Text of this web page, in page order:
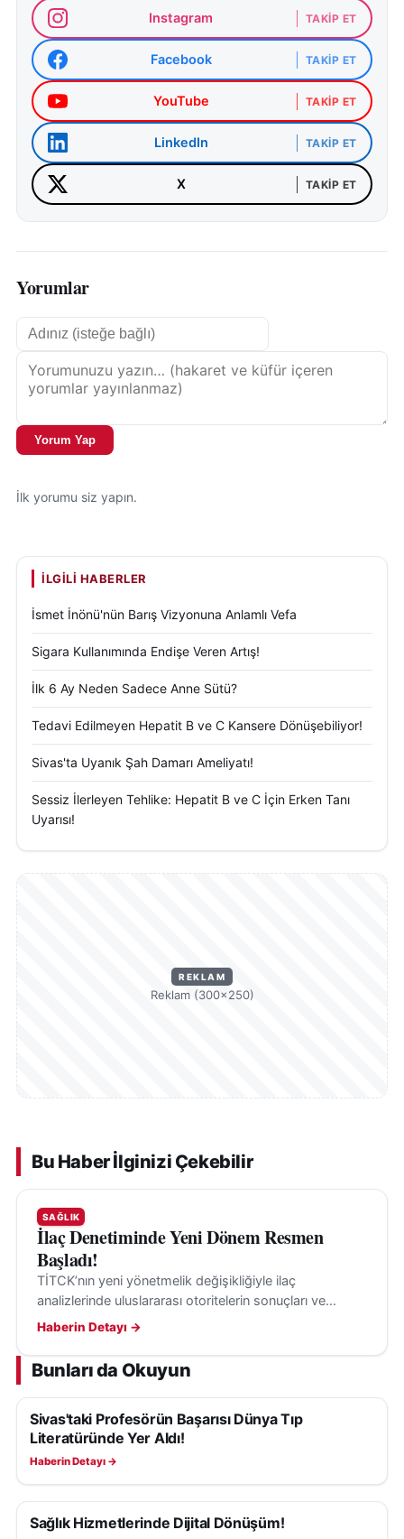
Instagram TAKIP ET
Facebook TAKIP ET
YouTube TAKIP ET
LinkedIn TAKIP ET
X TAKIP ET
Yorumlar
Yorum Yap
İlk yorumu siz yapın.
İLGILI HABERLER
İsmet İnönü'nün Barış Vizyonuna Anlamlı Vefa
Sigara Kullanımında Endişe Veren Artış!
İlk 6 Ay Neden Sadece Anne Sütü?
Tedavi Edilmeyen Hepatit B ve C Kansere Dönüşebiliyor!
Sivas'ta Uyanık Şah Damarı Ameliyatı!
Sessiz İlerleyen Tehlike: Hepatit B ve C İçin Erken Tanı
Uyarısı!
REKLAM
Reklam (300×250)
Bu Haber İlginizi Çekebilir
SAĞLIK
İlaç Denetiminde Yeni Dönem Resmen
Başladı!
TİTCK’nın yeni yönetmelik değişikliğiyle ilaç
analizlerinde uluslararası otoritelerin sonuçları ve
kılavuzları, belirli şartlarla değerlendirmeye alınabilecek.
Haberin Detayı →
Bunları da Okuyun
SAĞLIK
Sivas'taki Profesörün Başarısı Dünya Tıp
Literatüründe Yer Aldı!
Haberin Detayı →
SAĞLIK
Sağlık Hizmetlerinde Dijital Dönüşüm!